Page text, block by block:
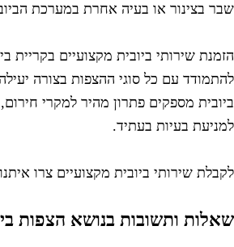
בצינור או בעיה אחרת במערכת
שירותי ביובית מקצועיים בקריית
עם כל סוגי ההצפות בצורה יעילה
מספקים פתרון מהיר למקרי
בעיות בעתיד.
שירותי ביובית מקצועיים צרו
ותשובות בנושא הצפות